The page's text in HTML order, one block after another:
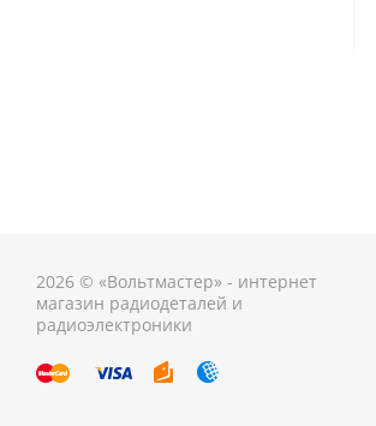
2026 © «Вольтмастер» - интернет
магазин радиодеталей и
радиоэлектроники